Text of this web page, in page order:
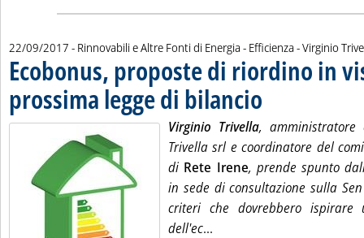
22/09/2017 - Rinnovabili e Altre Fonti di Energia - Efficienza -di:
Virginio
Ecobonus, proposte di riordino in
prossima legge di bilancio
Virginio Trivella,
Trivella srl e coordinatore del
di Rete Irene, prende spunto
in sede di consultazione sulla
criteri che dovrebbero ispirare
dell'ec...